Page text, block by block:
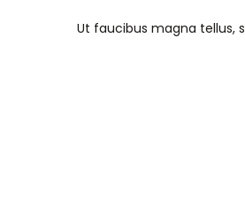
Ut faucibus magna tellus,